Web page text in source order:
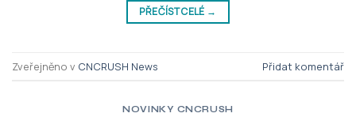
PŘEČÍST CELÉ →
Zveřejněno v CNCRUSH News Přidat komentář
NOVINKY CNCRUSH